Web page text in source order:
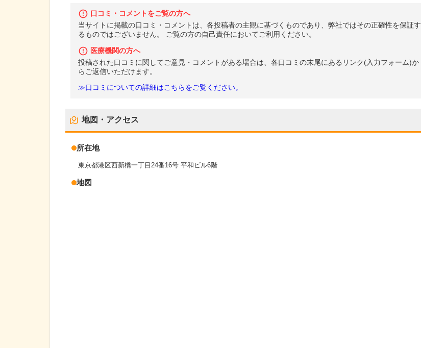
口コミ・コメントをご覧の方へ
当サイトに掲載の口コミ・コメントは、各投稿者の主観に基づくものであり、弊社ではその正確性を保証す
るものではございません。 ご覧の方の自己責任においてご利用ください。
医療機関の方へ
投稿された口コミに関してご意見・コメントがある場合は、各口コミの末尾にあるリンク(入力フォーム)か
らご返信いただけます。
≫口コミについての詳細はこちらをご覧ください。
地図・アクセス
所在地
東京都港区西新橋一丁目24番16号 平和ビル6階
地図